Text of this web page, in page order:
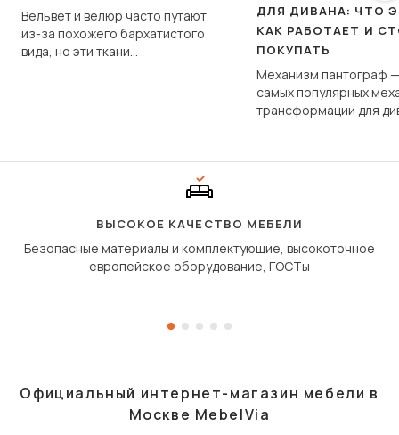
Вельвет и велюр часто путают
из-за похожего бархатистого
вида, но эти ткани
ДЛЯ ДИВАНА: ЧТО
КАК РАБОТАЕТ И
ПОКУПАТЬ
Механизм пантограф
самых популярных
трансформации для
сиденье не
дугообразной
ВЫСОКОЕ КАЧЕСТВО МЕБЕЛИ
Безопасные материалы и комплектующие, высокоточное
европейское оборудование, ГОСТы
Официальный интернет-магазин мебели в
Москве MebelVia